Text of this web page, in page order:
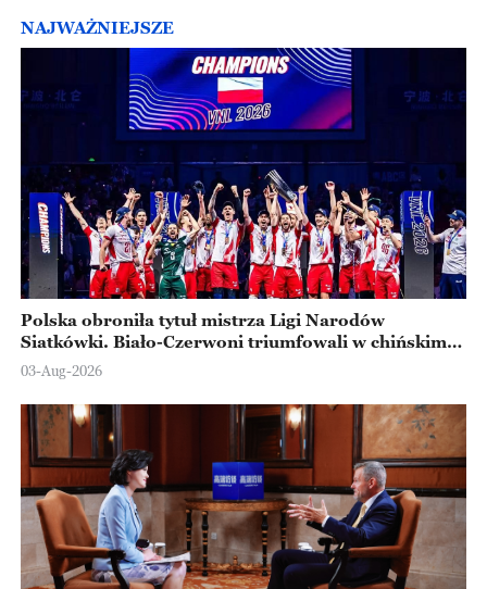
NAJWAŻNIEJSZE
Polska obroniła tytuł mistrza Ligi Narodów
Siatkówki. Biało-Czerwoni triumfowali w chińskim
Ningbo
03-Aug-2026